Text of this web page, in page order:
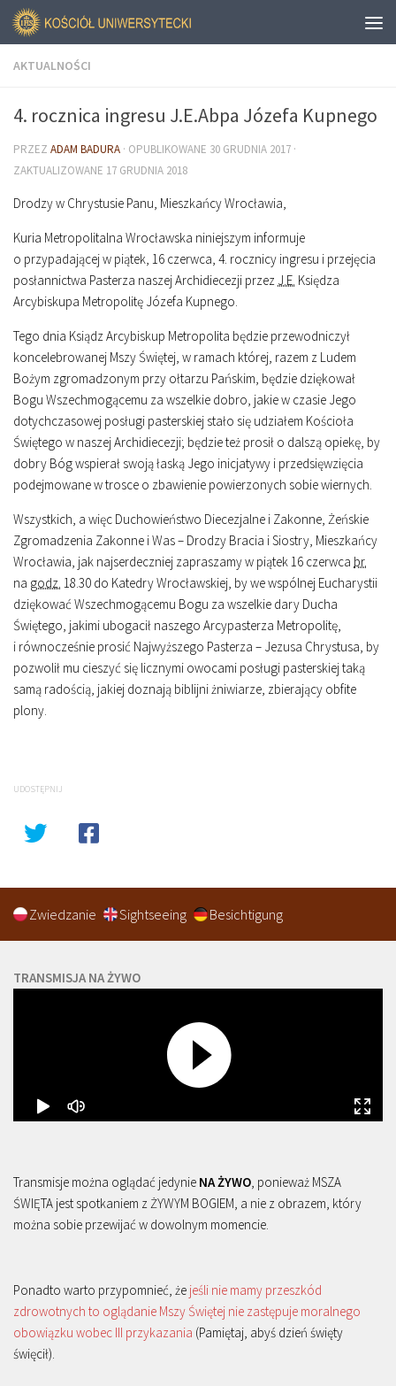
AKTUALNOŚCI
4. rocznica ingresu J.E.Abpa Józefa Kupnego
PRZEZ ADAM BADURA · OPUBLIKOWANE 30 GRUDNIA 2017 ·
ZAKTUALIZOWANE 17 GRUDNIA 2018
Drodzy w Chrystusie Panu, Mieszkańcy Wrocławia,
Kuria Metropolitalna Wrocławska niniejszym informuje
o przypadającej w piątek, 16 czerwca, 4. rocznicy ingresu i przejęcia
posłannictwa Pasterza naszej Archidiecezji przez J.E. Księdza
Arcybiskupa Metropolitę Józefa Kupnego.
Tego dnia Ksiądz Arcybiskup Metropolita będzie przewodniczył
koncelebrowanej Mszy Świętej, w ramach której, razem z Ludem
Bożym zgromadzonym przy ołtarzu Pańskim, będzie dziękował
Bogu Wszechmogącemu za wszelkie dobro, jakie w czasie Jego
dotychczasowej posługi pasterskiej stało się udziałem Kościoła
Świętego w naszej Archidiecezji; będzie też prosił o dalszą opiekę, by
dobry Bóg wspierał swoją łaską Jego inicjatywy i przedsięwzięcia
podejmowane w trosce o zbawienie powierzonych sobie wiernych.
Wszystkich, a więc Duchowieństwo Diecezjalne i Zakonne, Żeńskie
Zgromadzenia Zakonne i Was – Drodzy Bracia i Siostry, Mieszkańcy
Wrocławia, jak najserdeczniej zapraszamy w piątek 16 czerwca br.
na godz. 18.30 do Katedry Wrocławskiej, by we wspólnej Eucharystii
dziękować Wszechmogącemu Bogu za wszelkie dary Ducha
Świętego, jakimi ubogacił naszego Arcypasterza Metropolitę,
i równocześnie prosić Najwyższego Pasterza – Jezusa Chrystusa, by
pozwolił mu cieszyć się licznymi owocami posługi pasterskiej taką
samą radością, jakiej doznają biblijni żniwiarze, zbierający obfite
plony.
UDOSTĘPNIJ
Zwiedzanie Sightseeing Besichtigung
TRANSMISJA NA ŻYWO
Transmisje można oglądać jedynie NA ŻYWO, ponieważ MSZA
ŚWIĘTA jest spotkaniem z ŻYWYM BOGIEM, a nie z obrazem, który
można sobie przewijać w dowolnym momencie.
Ponadto warto przypomnieć, że jeśli nie mamy przeszkód
zdrowotnych to oglądanie Mszy Świętej nie zastępuje moralnego
obowiązku wobec III przykazania (Pamiętaj, abyś dzień święty
święcił).